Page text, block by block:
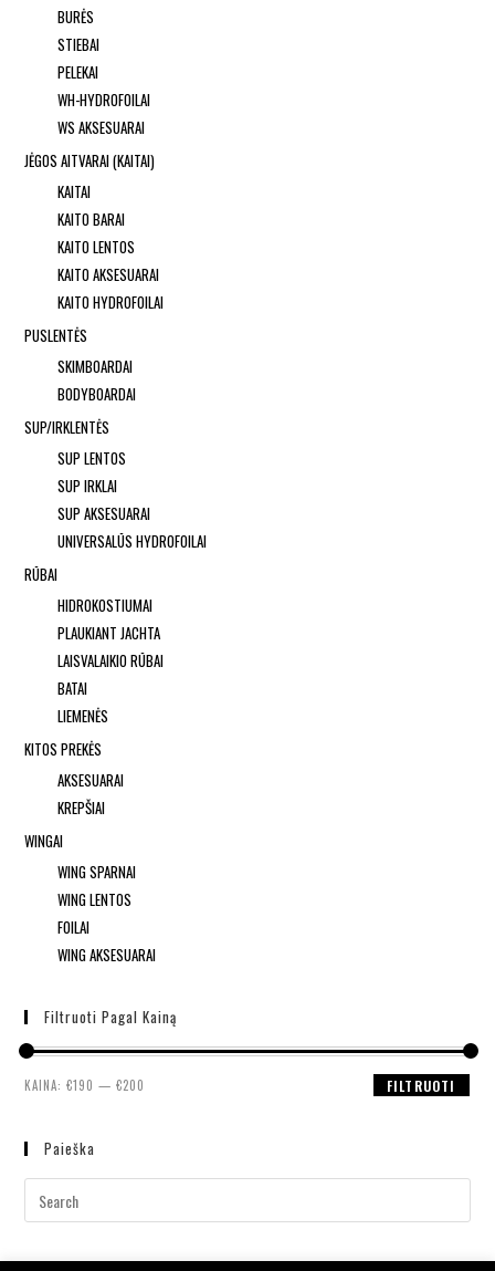
BURĖS
STIEBAI
PELEKAI
WH-HYDROFOILAI
WS AKSESUARAI
JĖGOS AITVARAI (KAITAI)
KAITAI
KAITO BARAI
KAITO LENTOS
KAITO AKSESUARAI
KAITO HYDROFOILAI
PUSLENTĖS
SKIMBOARDAI
BODYBOARDAI
SUP/IRKLENTĖS
SUP LENTOS
SUP IRKLAI
SUP AKSESUARAI
UNIVERSALŪS HYDROFOILAI
RŪBAI
HIDROKOSTIUMAI
PLAUKIANT JACHTA
LAISVALAIKIO RŪBAI
BATAI
LIEMENĖS
KITOS PREKĖS
AKSESUARAI
KREPŠIAI
WINGAI
WING SPARNAI
WING LENTOS
FOILAI
WING AKSESUARAI
Filtruoti Pagal Kainą
FILTRUOTI
KAINA:€190 —€200
Paieška